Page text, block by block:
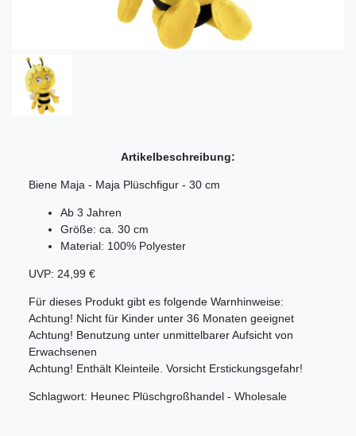
Artikelbeschreibung:
Biene Maja - Maja Plüschfigur - 30 cm
Ab 3 Jahren
Größe: ca. 30 cm
Material: 100% Polyester
UVP: 24,99 €
Für dieses Produkt gibt es folgende Warnhinweise:
Achtung! Nicht für Kinder unter 36 Monaten geeignet
Achtung! Benutzung unter unmittelbarer Aufsicht von
Erwachsenen
Achtung! Enthält Kleinteile. Vorsicht Erstickungsgefahr!
Schlagwort: Heunec Plüschgroßhandel - Wholesale